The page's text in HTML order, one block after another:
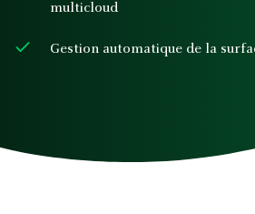
multicloud
Gestion automatique de la